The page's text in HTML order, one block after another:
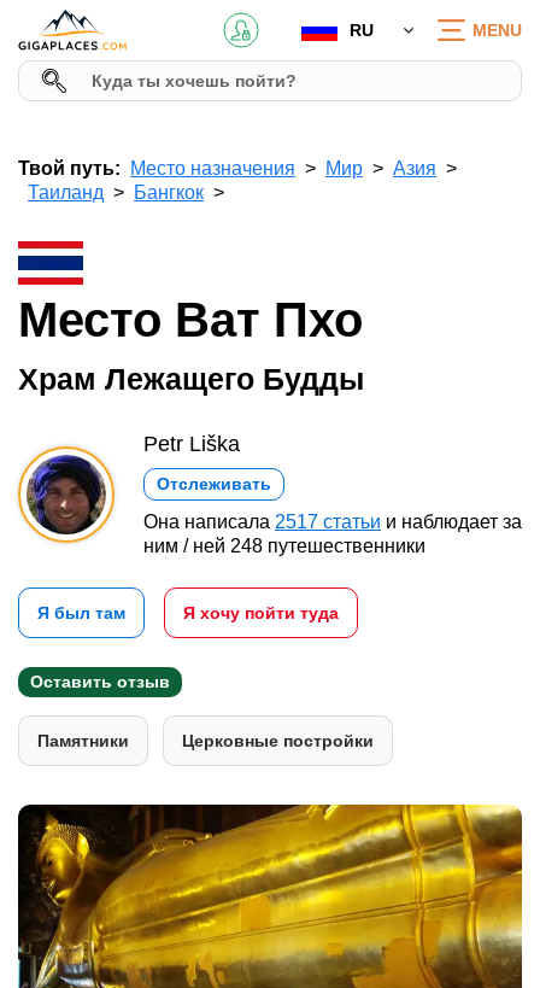
RU MENU
Твой путь: Место назначения Мир
Азия
Таиланд
Бангкок
Место Ват Пхо
Храм Лежащего Будды
Petr Liška
Отслеживать
Она написала 2517 статьи и наблюдает за
ним / ней 248 путешественники
Я был там Я хочу пойти туда
Оставить отзыв
Памятники Церковные постройки